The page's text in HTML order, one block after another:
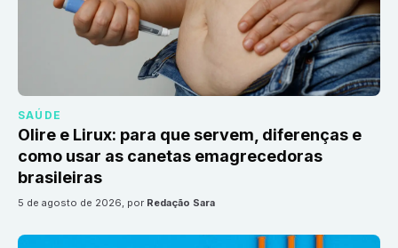
SAÚDE
Olire e Lirux: para que servem, diferenças e
como usar as canetas emagrecedoras
brasileiras
5 de agosto de 2026, por Redação Sara